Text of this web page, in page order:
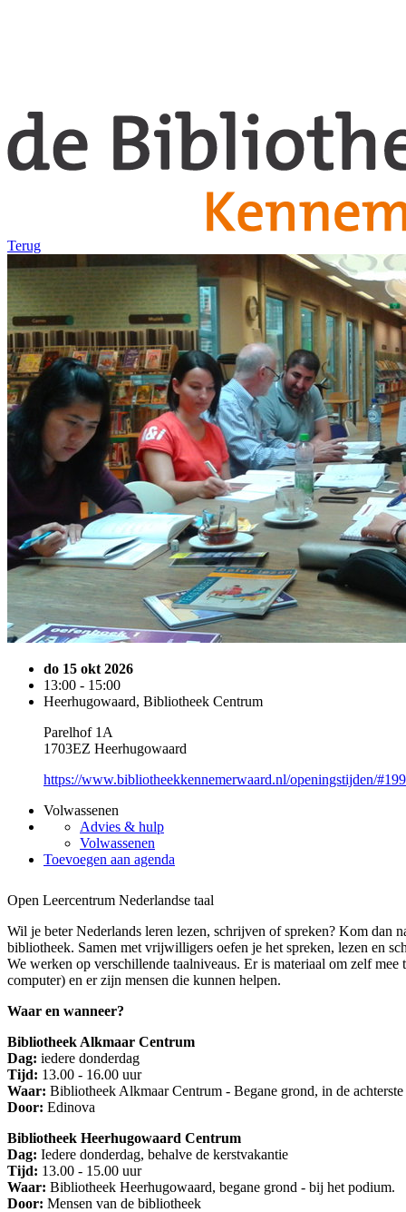
Terug
do 15 okt 2026
13:00 - 15:00
Heerhugowaard, Bibliotheek Centrum
Parelhof 1A
1703EZ Heerhugowaard
https://www.bibliotheekkennemerwaard.nl/openingstijden/
Volwassenen
Advies & hulp
Volwassenen
Toevoegen aan agenda
Open Leercentrum Nederlandse taal
Wil je beter Nederlands leren lezen, schrijven of spreken? Kom dan
bibliotheek. Samen met vrijwilligers oefen je het spreken, lezen en
We werken op verschillende taalniveaus. Er is materiaal om zelf mee
computer) en er zijn mensen die kunnen helpen.
Waar en wanneer?
Bibliotheek Alkmaar Centrum
Dag: iedere donderdag
Tijd: 13.00 - 16.00 uur
Waar: Bibliotheek Alkmaar Centrum - Begane grond, in de
Door: Edinova
Bibliotheek Heerhugowaard Centrum
Dag: Iedere donderdag, behalve de kerstvakantie
Tijd: 13.00 - 15.00 uur
Waar: Bibliotheek Heerhugowaard, begane grond - bij het podium.
Door: Mensen van de bibliotheek